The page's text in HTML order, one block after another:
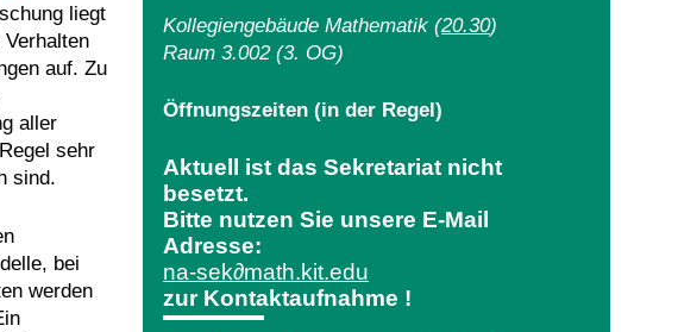
liegt
auf. Zu
aller
sehr
sind.
bei
werden
Kollegiengebäude Mathematik (20.30)
Raum 3.002 (3. OG)
Öffnungszeiten (in der Regel)
Aktuell ist das Sekretariat nicht
besetzt.
Bitte nutzen Sie unsere E-Mail
Adresse:
na-sek∂math.kit.edu
zur Kontaktaufnahme !